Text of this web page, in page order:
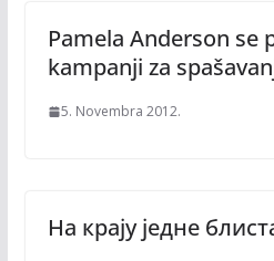
Pamela Anderson se
kampanji za
5. Novembra 2012.
На крајy jедне